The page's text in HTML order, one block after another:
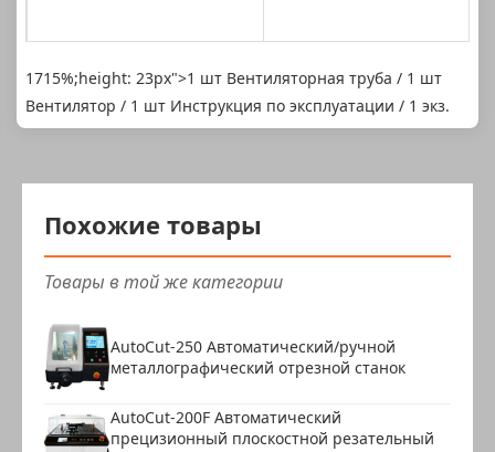
Пистолет для очистки водой Ручной
Входная труба для воды
Φ20 мм
Выходная труба для воды
1715%;height: 23px">1 шт Вентиляторная труба / 1 шт
Вентилятор / 1 шт Инструкция по эксплуатации / 1 экз.
Похожие товары
Товары в той же категории
AutoCut-250 Автоматический/ручной
металлографический отрезной станок
AutoCut-200F Автоматический
прецизионный плоскостной резательный